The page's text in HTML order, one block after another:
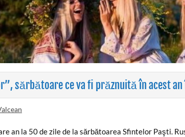
sărbătoare ce va fi prăznuită în acest an
an la 50 de zile de la sărbătoarea Sfintelor Paşti.